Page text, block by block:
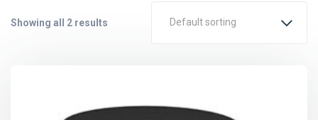
Showing all 2 results Default sorting